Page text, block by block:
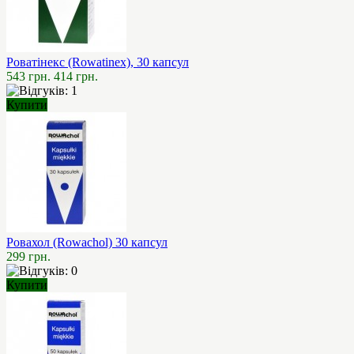
Роватінекс (Rowatinex), 30 капсул
543 грн. 414 грн.
Купити
Ровахол (Rowachol) 30 капсул
299 грн.
Купити